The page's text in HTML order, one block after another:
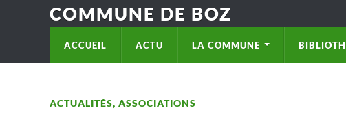
COMMUNE DE BOZ
ACCUEIL ACTU LA COMMUNE
ACTUALITÉS, ASSOCIATIONS